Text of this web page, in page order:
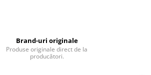
Brand-uri originale
Produse originale direct de la
producători.